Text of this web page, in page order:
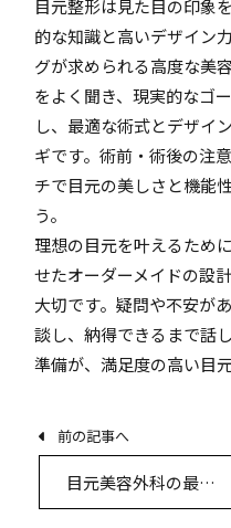
目元整形は見た目の印象
的な知識と高いデザイン
グが求められる高度な美
をよく聞き、現実的なゴ
し、最適な術式とデザイ
ギです。術前・術後の注
チで目元の美しさと機能
う。
理想の目元を叶えるため
せたオーダーメイドの設
大切です。疑問や不安が
談し、納得できるまで話
準備が、満足度の高い目
前の記事へ
目元美容外科の最前
線：専門医が語る術